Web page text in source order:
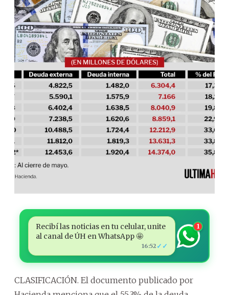
Recibí las noticias en tu celular, unite
al canal de ÚH en WhatsApp 🤩
16:52 ✓✓
1
CLASIFICACIÓN. El documento publicado por